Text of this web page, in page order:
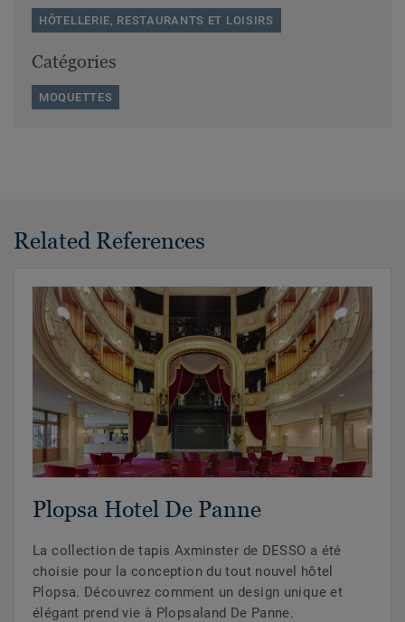
HÔTELLERIE, RESTAURANTS ET LOISIRS
Catégories
MOQUETTES
Related References
Plopsa Hotel De Panne
La collection de tapis Axminster de DESSO a été
choisie pour la conception du tout nouvel hôtel
Plopsa. Découvrez comment un design unique et
élégant prend vie à Plopsaland De Panne.